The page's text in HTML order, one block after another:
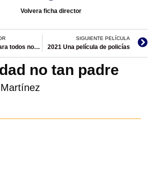
Volvera ficha director
2021 Un reino para todos nosotros
SIGUIENTE PELÍCULA
2021 Una película de policías
no tan padre